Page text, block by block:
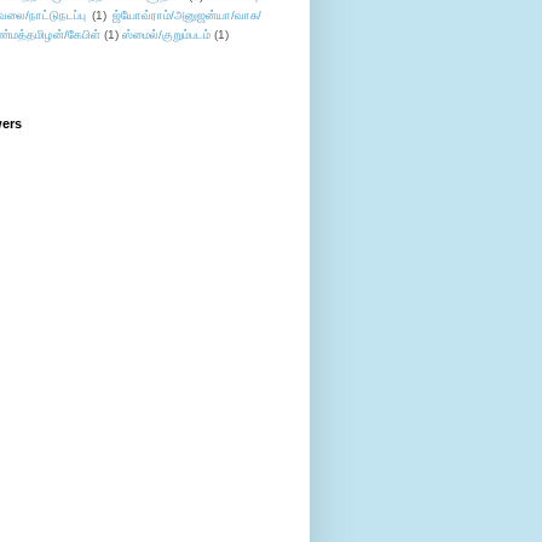
நாட்டுநடப்பு (1) ஜ்யோவ்ராம்/அனுஜன்யா/வாசு/
கேபிள் (1) ஸ்மைல்/குறும்படம் (1)